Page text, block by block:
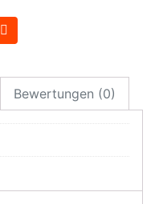
Bewertungen (0)